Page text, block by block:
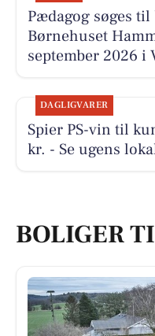
Pædagog søges
Børnehuset
september 2026 i
DAGLIGVARER
Spier PS-vin til
kr. - Se ugens
BOLIGER